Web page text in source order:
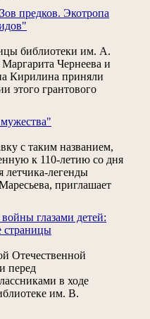
предков. Экотропа
библиотеки им. А.
Чернеева и
Кирилина приняли
этого грантового
с таким названием,
к 110-летию со дня
летчика-легенды
приглашает
глазами детей:
Отечественной
перед
в ходе
им. В.